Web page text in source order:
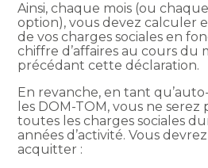
Ainsi, chaque mois (ou
option), vous devez calculer
de vos charges sociales en
chiffre d’affaires au cours du
précédant cette déclaration.
En revanche, en tant
les DOM-TOM, vous ne serez
toutes les charges sociales
années d’activité. Vous
acquitter :